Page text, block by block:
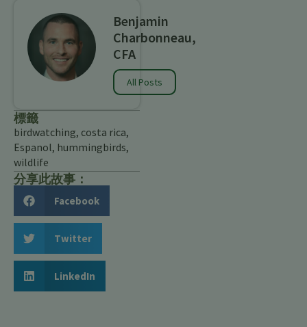
Benjamin
Charbonneau,
CFA
All Posts
標籤
birdwatching, costa rica,
Espanol, hummingbirds,
wildlife
分享此故事：
Facebook
Twitter
LinkedIn